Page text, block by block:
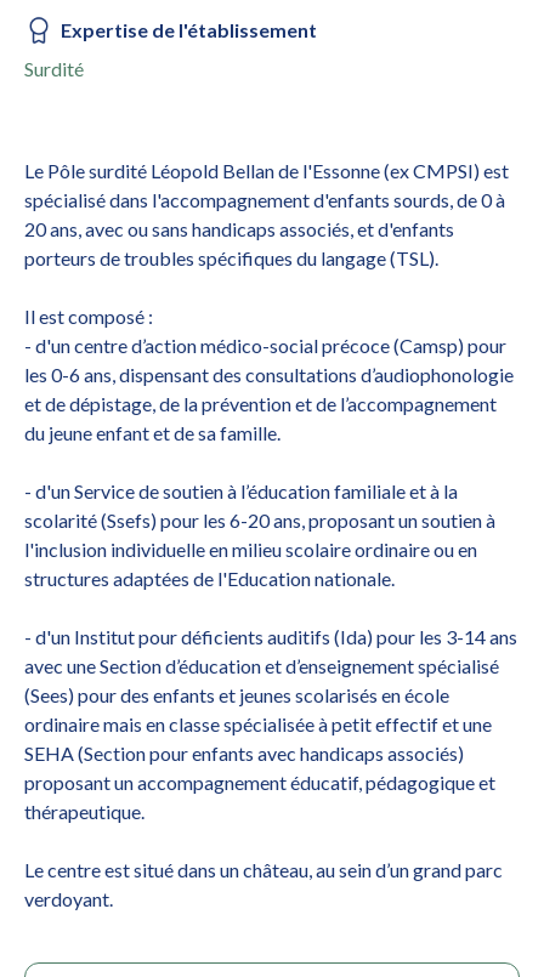
Expertise de l'établissement
Surdité
Le Pôle surdité Léopold Bellan de l'Essonne (ex CMPSI) est
spécialisé dans l'accompagnement d'enfants sourds, de 0 à
20 ans, avec ou sans handicaps associés, et d'enfants
porteurs de troubles spécifiques du langage (TSL).
Il est composé :
- d'un centre d’action médico-social précoce (Camsp) pour
les 0-6 ans, dispensant des consultations d’audiophonologie
et de dépistage, de la prévention et de l’accompagnement
du jeune enfant et de sa famille.
- d'un Service de soutien à l’éducation familiale et à la
scolarité (Ssefs) pour les 6-20 ans, proposant un soutien à
l'inclusion individuelle en milieu scolaire ordinaire ou en
structures adaptées de l'Education nationale.
- d'un Institut pour déficients auditifs (Ida) pour les 3-14 ans
avec une Section d’éducation et d’enseignement spécialisé
(Sees) pour des enfants et jeunes scolarisés en école
ordinaire mais en classe spécialisée à petit effectif et une
SEHA (Section pour enfants avec handicaps associés)
proposant un accompagnement éducatif, pédagogique et
thérapeutique.
Le centre est situé dans un château, au sein d’un grand parc
verdoyant.